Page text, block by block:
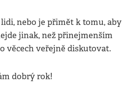
nebo je přimět k tomu, aby
jinak, než přinejmenším
věcech veřejně diskutovat.
dobrý rok!